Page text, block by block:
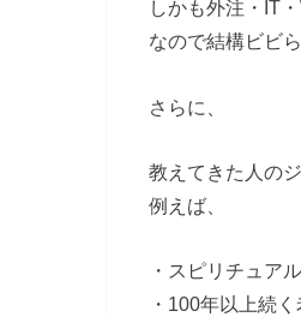
しかも外注・IT
なので結構ビビら
さらに、
教えてきた人の
例えば、
・スピリチュア
・100年以上続